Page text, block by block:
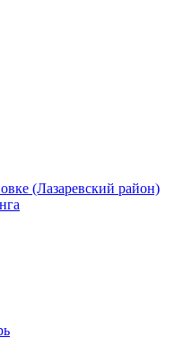
(Лазаревский район)